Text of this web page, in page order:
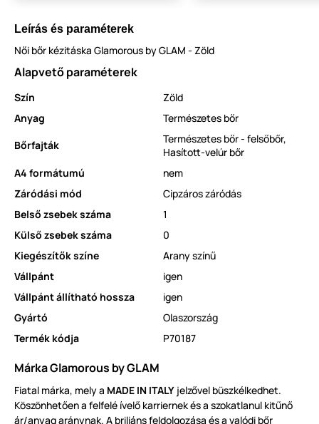
Leírás és paraméterek
Női bőr kézitáska Glamorous by GLAM - Zöld
Alapvető paraméterek
Szín
Zöld
Anyag
Természetes bőr
Bőrfajták
Természetes bőr - felsőbőr,
Hasított-velúr bőr
A4 formátumú
nem
Záródási mód
Cipzáros záródás
Belső zsebek száma
1
Külső zsebek száma
0
Kiegészítők színe
Arany színű
Vállpánt
igen
Vállpánt állítható hossza
igen
Gyártó
Olaszország
Termék kódja
P70187
Márka Glamorous by GLAM
Fiatal márka, mely a MADE IN ITALY jelzővel büszkélkedhet.
Köszönhetően a felfelé ívelő karriernek és a szokatlanul kitűnő
ár/anyag aránynak. A briliáns feldolgozása és a valódi bőr